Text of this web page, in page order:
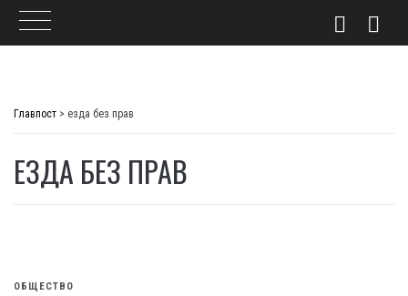
Главпост > езда без прав
ЕЗДА БЕЗ ПРАВ
ОБЩЕСТВО